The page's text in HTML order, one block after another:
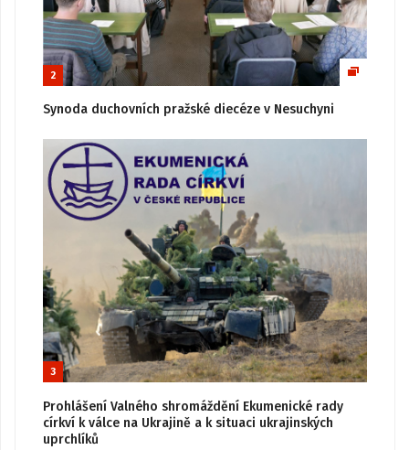
2
Synoda duchovních pražské diecéze v Nesuchyni
3
Prohlášení Valného shromáždění Ekumenické rady
církví k válce na Ukrajině a k situaci ukrajinských
uprchlíků